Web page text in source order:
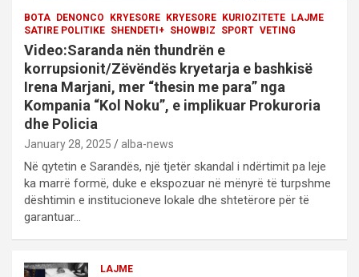
BOTA DENONCO KRYESORE KRYESORE KURIOZITETE
LAJME
SATIRE POLITIKE SHENDETI+ SHOWBIZ SPORT VETING
Video:Saranda nën thundrën e
korrupsionit/Zëvëndës kryetarja e bashkisë
Irena Marjani, mer “thesin me para” nga
Kompania “Kol Noku”, e implikuar Prokuroria
dhe Policia
January 28, 2025 alba-news
Në qytetin e Sarandës, një tjetër skandal i ndërtimit pa leje
ka marrë formë, duke e ekspozuar në mënyrë të turpshme
dështimin e institucioneve lokale dhe shtetërore për të
garantuar…
LAJME